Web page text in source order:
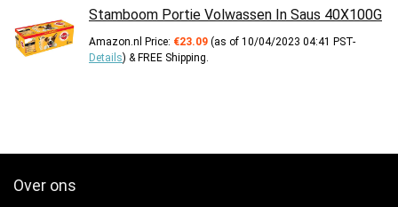
Stamboom Portie Volwassen In Saus 40X100G
Amazon.nl Price: €23.09 (as of 10/04/2023 04:41 PST-
Details) & FREE Shipping
Over ons